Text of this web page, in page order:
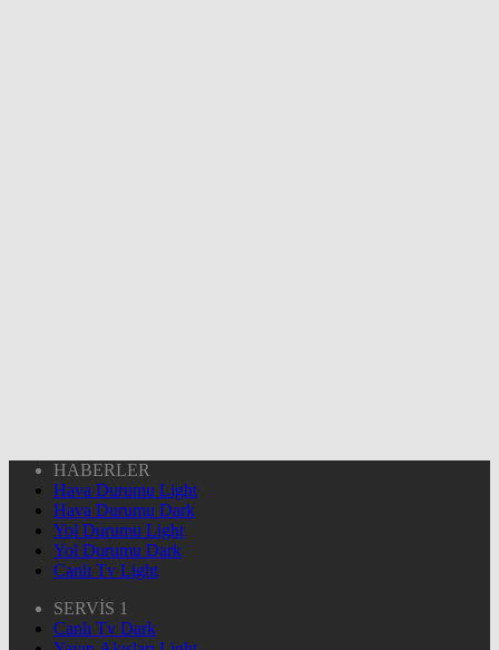
HABERLER
Hava Durumu Light
Hava Durumu Dark
Yol Durumu Light
Yol Durumu Dark
Canlı Tv Light
SERVİS 1
Canlı Tv Dark